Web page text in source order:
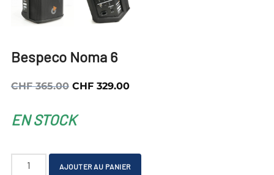
Bespeco Noma 6
CHF365.00 Le
initial
CHF 365.00.
CHF329.00Le
CHF 329.00.
EN STOCK
quantité
AJOUTER AU PANIER